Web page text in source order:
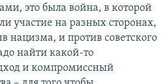
это была война, в которой
участие на разных сторонах,
нацизма, и против советского
найти какой-то
и компромиссный